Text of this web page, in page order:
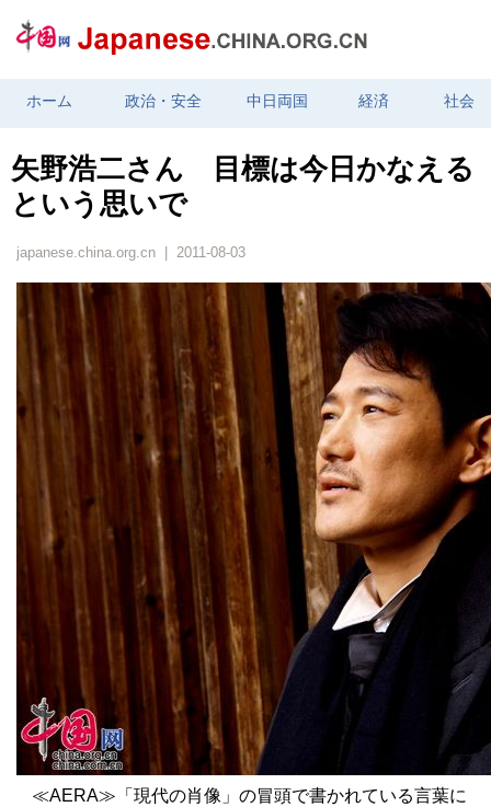
ホーム 政治・安全 中日両国 経済 社会
矢野浩二さん 目標は今日かなえる
という思いで
japanese.china.org.cn | 2011-08-03
≪AERA≫「現代の肖像」の冒頭で書かれている言葉に